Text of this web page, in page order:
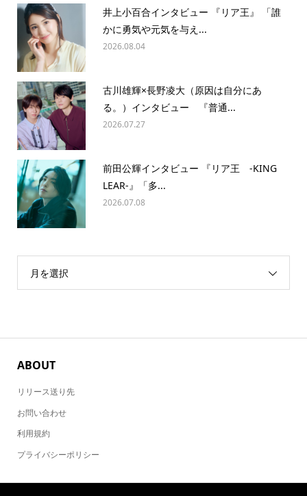
井上小百合インタビュー 『リア王』 「誰
かに勇気や元気を与え...
2026.08.04
古川雄輝×長野凌大（原因は自分にあ
る。）インタビュー 『普通...
2026.07.27
前田公輝インタビュー 『リア王 -KING
LEAR-』「多...
2026.07.08
月を選択
ABOUT
リリース送り先
お問い合わせ
利用規約
プライバシーポリシー